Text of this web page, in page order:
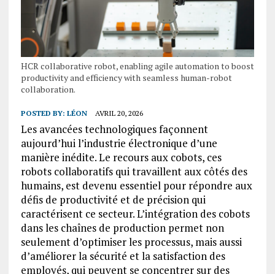
HCR collaborative robot, enabling agile automation to boost
productivity and efficiency with seamless human-robot
collaboration.
POSTED BY: LÉON AVRIL 20, 2026
Les avancées technologiques façonnent
aujourd’hui l’industrie électronique d’une
manière inédite. Le recours aux cobots, ces
robots collaboratifs qui travaillent aux côtés des
humains, est devenu essentiel pour répondre aux
défis de productivité et de précision qui
caractérisent ce secteur. L’intégration des cobots
dans les chaînes de production permet non
seulement d’optimiser les processus, mais aussi
d’améliorer la sécurité et la satisfaction des
employés, qui peuvent se concentrer sur des